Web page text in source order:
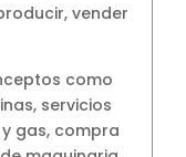
vender
como
servicios
gas, compra